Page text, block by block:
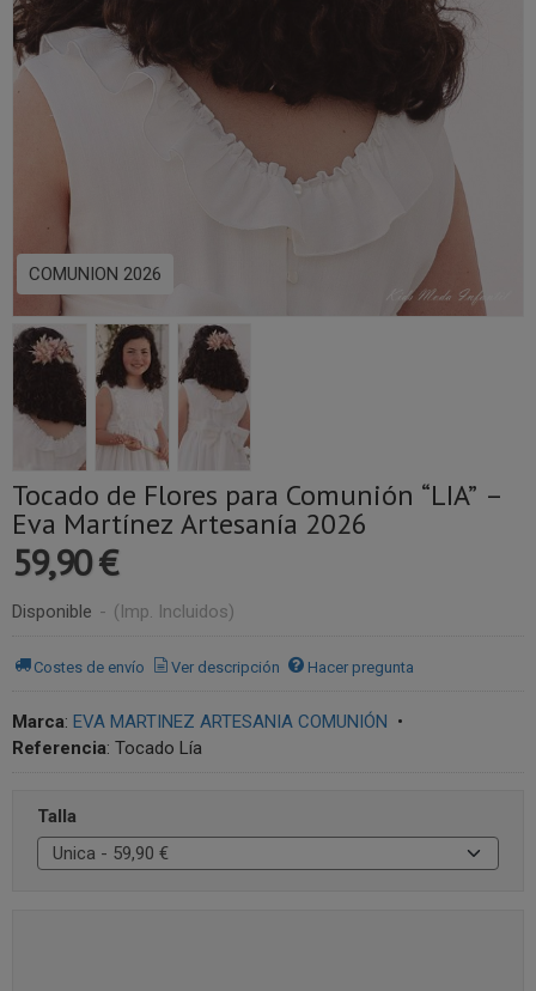
COMUNION 2026
Tocado de Flores para Comunión “LIA” –
Eva Martínez Artesanía 2026
59,90 €
Disponible - (Imp. Incluidos)
Costes de envío Ver descripción Hacer pregunta
Marca: EVA MARTINEZ ARTESANIA COMUNIÓN •
Referencia: Tocado Lía
Talla